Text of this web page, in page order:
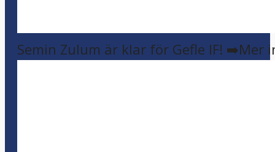
Semin Zulum är klar för Gefle IF! ➡️Mer